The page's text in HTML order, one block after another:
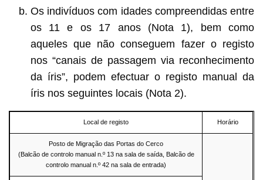
Os indivíduos com idades compreendidas entre
os 11 e os 17 anos (Nota 1), bem como
aqueles que não conseguem fazer o registo
nos “canais de passagem via reconhecimento
da íris”, podem efectuar o registo manual da
íris nos seguintes locais (Nota 2).
Local de registo Horário
Posto de Migração das Portas do Cerco
(Balcão de controlo manual n.º 13 na sala de saída, Balcão de
controlo manual n.º 42 na sala de entrada)